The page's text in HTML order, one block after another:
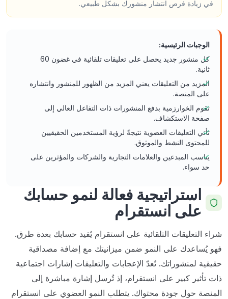
في زيادة فرص انتشار منشورك بشكل طبيعي.
الوجبات الرئيسية:
كل منشور جديد يحصل على تعليقات تلقائية في غضون 60
ثانية.
المزيد من التعليقات يعني المزيد من الظهور للمنشور وانتشاره
على المنصة.
تقوم الخوارزمية بدفع المنشورات ذات التفاعل العالي إلى
صفحة الاستكشاف.
تأتي التعليقات العضوية نتيجةً لرؤية المستخدمين الحقيقيين
للمحتوى النشط والموثوق.
يناسب المبدعين والعلامات التجارية والشركات والمؤثرين على
حد سواء.
استراتيجية فعالة لنمو حسابك
على انستقرام
شراء التعليقات التلقائية على انستقرام يُفيد حسابك بعدة طرق.
فهو يُساعدك على النمو ضمن ميزانيتك مع إضافة مصداقية
حقيقية لمنشوراتك. تُعدّ الإعجابات والتعليقات إشارات اجتماعية
ذات تأثير كبير على انستقرام، إذ تُرسل إشارة مباشرة إلى
المنصة حول جودة محتواك. يتطلب النمو العضوي على انستقرام